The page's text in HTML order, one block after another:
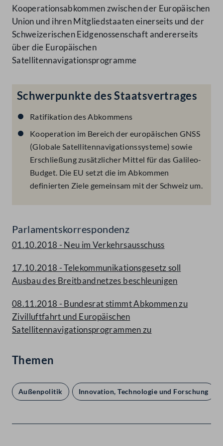
Kooperationsabkommen zwischen der Europäischen
Union und ihren Mitgliedstaaten einerseits und der
Schweizerischen Eidgenossenschaft andererseits
über die Europäischen
Satellitennavigationsprogramme
Schwerpunkte des Staatsvertrages
Ratifikation des Abkommens
Kooperation im Bereich der europäischen GNSS
(Globale Satellitennavigationssysteme) sowie
Erschließung zusätzlicher Mittel für das Galileo-
Budget. Die EU setzt die im Abkommen
definierten Ziele gemeinsam mit der Schweiz um.
Parlamentskorrespondenz
01.10.2018 - Neu im Verkehrsausschuss
17.10.2018 - Telekommunikationsgesetz soll
Ausbau des Breitbandnetzes beschleunigen
08.11.2018 - Bundesrat stimmt Abkommen zu
Zivilluftfahrt und Europäischen
Satellitennavigationsprogrammen zu
Themen
Außenpolitik Innovation, Technologie und Forschung